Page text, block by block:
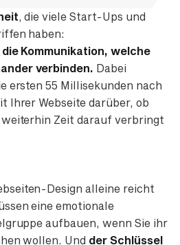
, die viele Start-Ups und
haben:
Kommunikation, welche
verbinden. Dabei
ersten 55 Millisekunden nach
Ihrer Webseite darüber, ob
Zeit darauf verbringt
Design alleine reicht
eine emotionale
aufbauen, wenn Sie ihr
wollen. Und der Schlüssel